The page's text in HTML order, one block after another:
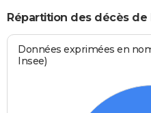
Répartition des décès de
Données exprimées en
Insee)